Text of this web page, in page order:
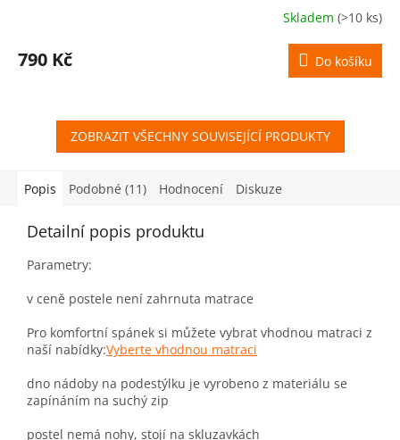
Skladem (>10 ks)
790 Kč Do košíku
ZOBRAZIT VŠECHNY SOUVISEJÍCÍ PRODUKTY
Popis Podobné (11) Hodnocení Diskuze
Detailní popis produktu
Parametry:
v ceně postele není zahrnuta matrace
Pro komfortní spánek si můžete vybrat vhodnou matraci z
naší nabídky:Vyberte vhodnou matraci
dno nádoby na podestýlku je vyrobeno z materiálu se
zapínáním na suchý zip
postel nemá nohy, stojí na skluzavkách